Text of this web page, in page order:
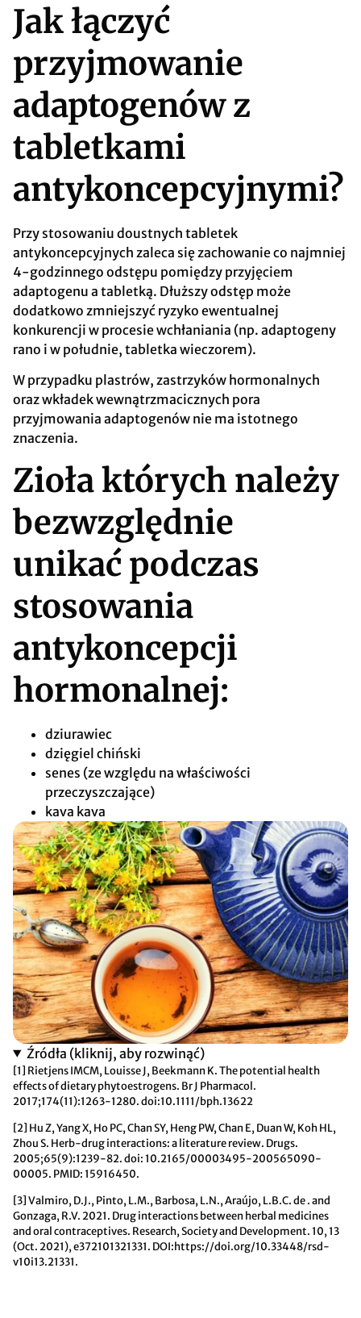
Jak łączyć
przyjmowanie
adaptogenów z
tabletkami
antykoncepcyjnymi?
Przy stosowaniu doustnych tabletek
antykoncepcyjnych zaleca się zachowanie co najmniej
4-godzinnego odstępu pomiędzy przyjęciem
adaptogenu a tabletką. Dłuższy odstęp może
dodatkowo zmniejszyć ryzyko ewentualnej
konkurencji w procesie wchłaniania (np. adaptogeny
rano i w południe, tabletka wieczorem).
W przypadku plastrów, zastrzyków hormonalnych
oraz wkładek wewnątrzmacicznych pora
przyjmowania adaptogenów nie ma istotnego
znaczenia.
Zioła których należy
bezwzględnie
unikać podczas
stosowania
antykoncepcji
hormonalnej:
dziurawiec
dzięgiel chiński
senes (ze względu na właściwości
przeczyszczające)
kava kava
Źródła (kliknij, aby rozwinąć)
[1] Rietjens IMCM, Louisse J, Beekmann K. The potential health
effects of dietary phytoestrogens. Br J Pharmacol.
2017;174(11):1263-1280. doi:10.1111/bph.13622
[2] Hu Z, Yang X, Ho PC, Chan SY, Heng PW, Chan E, Duan W, Koh HL,
Zhou S. Herb-drug interactions: a literature review. Drugs.
2005;65(9):1239-82. doi: 10.2165/00003495-200565090-
00005. PMID: 15916450.
[3] Valmiro, D.J., Pinto, L.M., Barbosa, L.N., Araújo, L.B.C. de . and
Gonzaga, R.V. 2021. Drug interactions between herbal medicines
and oral contraceptives. Research, Society and Development. 10, 13
(Oct. 2021), e372101321331. DOI:https://doi.org/10.33448/rsd-
v10i13.21331.